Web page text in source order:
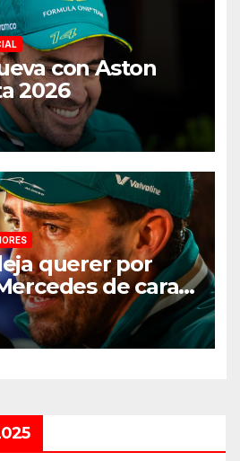
con Aston
2026
querer por
de cara a